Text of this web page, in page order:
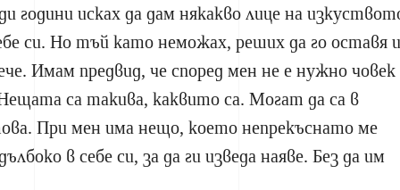
години исках да дам някакво лице на
си. Но тъй като неможах, реших да го оставя и
Имам предвид, че според мен не е нужно човек
са такива, каквито са. Могат да са в
При мен има нещо, което непрекъснато ме
в себе си, за да ги изведа наяве. Без да им